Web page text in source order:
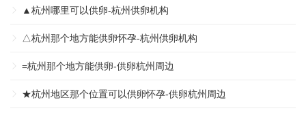
▲杭州哪里可以供卵-杭州供卵机构
△杭州那个地方能供卵怀孕-杭州供卵机构
=杭州那个地方能供卵-供卵杭州周边
★杭州地区那个位置可以供卵怀孕-供卵杭州周边